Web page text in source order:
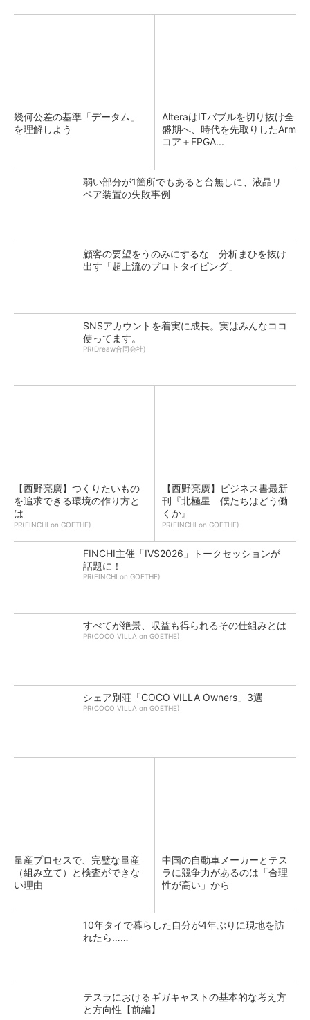
幾何公差の基準「データム」
を理解しよう
AlteraはITバブルを切り抜け全
盛期へ、時代を先取りしたArm
コア＋FPGA...
弱い部分が1箇所でもあると台無しに、液晶リ
ペア装置の失敗事例
顧客の要望をうのみにするな 分析まひを抜け
出す「超上流のプロトタイピング」
SNSアカウントを着実に成長。実はみんなココ
使ってます。
PR(Dreaw合同会社)
【西野亮廣】つくりたいもの
を追求できる環境の作り方と
は
PR(FINCHI on GOETHE)
【西野亮廣】ビジネス書最新
刊『北極星 僕たちはどう働
くか』
PR(FINCHI on GOETHE)
FINCHI主催「IVS2026」トークセッションが
話題に！
PR(FINCHI on GOETHE)
すべてが絶景、収益も得られるその仕組みとは
PR(COCO VILLA on GOETHE)
シェア別荘「COCO VILLA Owners」3選
PR(COCO VILLA on GOETHE)
量産プロセスで、完璧な量産
（組み立て）と検査ができな
い理由
中国の自動車メーカーとテス
ラに競争力があるのは「合理
性が高い」から
10年タイで暮らした自分が4年ぶりに現地を訪
れたら……
テスラにおけるギガキャストの基本的な考え方
と方向性【前編】